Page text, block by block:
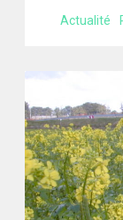
Actualité